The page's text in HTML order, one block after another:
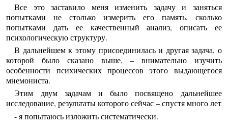
Все это заставило меня изменить задачу и заняться
попытками не столько измерить его память, сколько
попытками дать ее качественный анализ, описать ее
психологическую структуру.
В дальнейшем к этому присоединилась и другая задача, о
которой было сказано выше, – внимательно изучить
особенности психических процессов этого выдающегося
мнемониста.
Этим двум задачам и было посвящено дальнейшее
исследование, результаты которого сейчас – спустя много лет
- я попытаюсь изложить систематически.